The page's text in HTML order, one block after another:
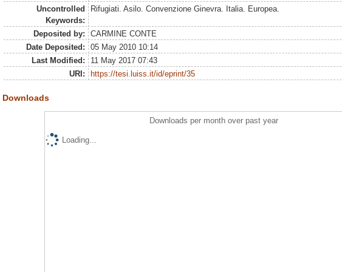
Uncontrolled
Keywords:
Rifugiati. Asilo. Convenzione Ginevra. Italia. Europea.
Deposited by:
CARMINE CONTE
Date Deposited:
05 May 2010 10:14
Last Modified:
11 May 2017 07:43
URI:
https://tesi.luiss.it/id/eprint/35
Downloads
Downloads per month over past year
Loading...